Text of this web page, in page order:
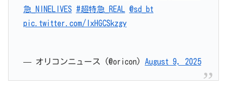
急_NINELIVES
#超特急_REAL @sd_bt
pic.twitter.com/lxHGCSkzgy
— オリコンニュース (@oricon) August 9, 2025